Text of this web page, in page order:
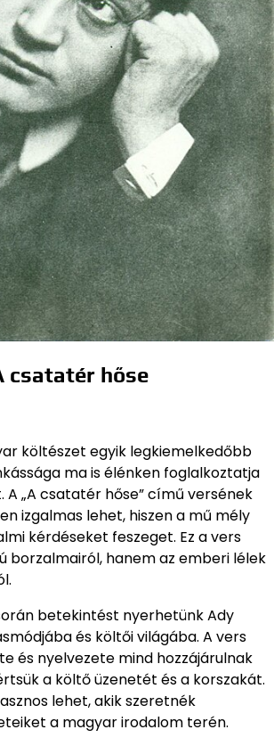
csatatér hőse
költészet egyik legkiemelkedőbb
ma is élénken foglalkoztatja
A „A csatatér hőse” című versének
izgalmas lehet, hiszen a mű mély
kérdéseket feszeget. Ez a vers
borzalmairól, hanem az emberi lélek
betekintést nyerhetünk Ady
és költői világába. A vers
és nyelvezete mind hozzájárulnak
a költő üzenetét és a korszakát.
lehet, akik szeretnék
a magyar irodalom terén.